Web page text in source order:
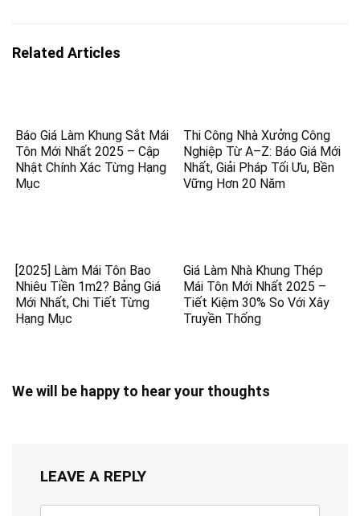
Related Articles
Báo Giá Làm Khung Sắt Mái
Tôn Mới Nhất 2025 – Cập
Nhật Chính Xác Từng Hạng
Mục
Thi Công Nhà Xưởng Công
Nghiệp Từ A–Z: Báo Giá Mới
Nhất, Giải Pháp Tối Ưu, Bền
Vững Hơn 20 Năm
[2025] Làm Mái Tôn Bao
Nhiêu Tiền 1m2? Bảng Giá
Mới Nhất, Chi Tiết Từng
Hạng Mục
Giá Làm Nhà Khung Thép
Mái Tôn Mới Nhất 2025 –
Tiết Kiệm 30% So Với Xây
Truyền Thống
We will be happy to hear your thoughts
LEAVE A REPLY